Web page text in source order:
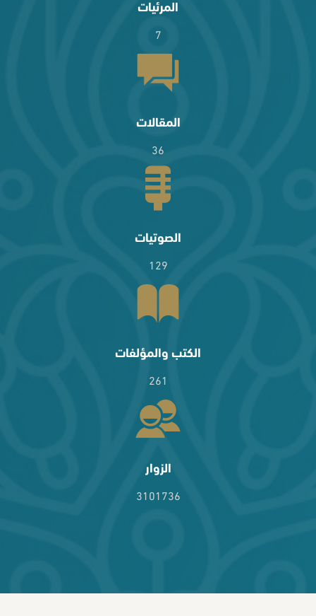
المرئيات
7
المقالات
36
الصوتيات
129
الكتب والمؤلفات
261
الزوار
3101736